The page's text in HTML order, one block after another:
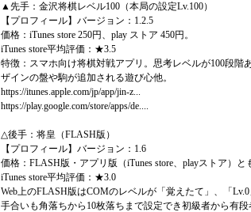
▲先手：金沢将棋レベル100（本局の設定Lv.100）
【プロフィール】バージョン：1.2.5
価格：iTunes store 250円、play ストア 450円。
iTunes store平均評価：★3.5
特徴：スマホ向け将棋対戦アプリ。思考レベルが100段階
ザインの盤や駒が追加される遊び心他。
https://itunes.apple.com/jp/app/jin-z...
https://play.google.com/store/apps/de....
△後手：将皇（FLASH版）
【プロフィール】バージョン：1.6
価格：FLASH版・アプリ版（iTunes store、playストア）と
iTunes store平均評価：★3.0
Web上のFLASH版はCOMのレベルが「覚えたて」、「Lv.0
手合いも角落ちから10枚落ちまで設定でき初級者から有段